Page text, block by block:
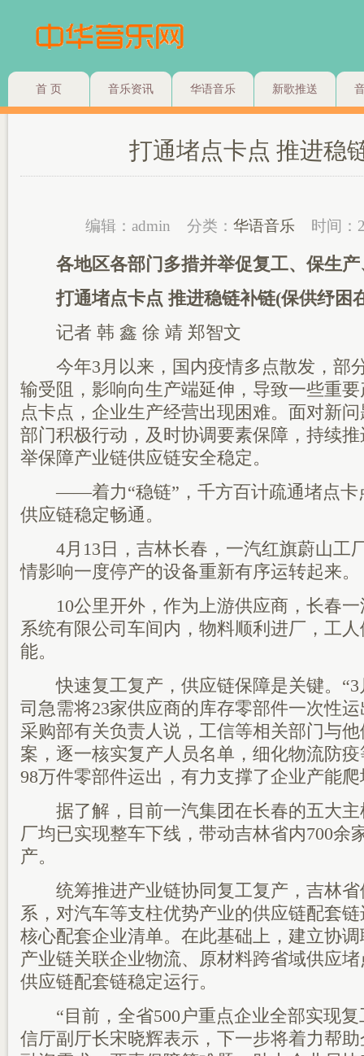
首 页 音乐资讯 华语音乐 新歌推送
打通堵点卡点 推进稳
编辑：admin 分类： 华语音乐 时间：
各地区各部门多措并举促复工、保生
打通堵点卡点 推进稳链补链(保供纾困
记者 韩 鑫 徐 靖 郑智文
今年3月以来，国内疫情多点散发，部
输受阻，影响向生产端延伸，导致一些重
点卡点，企业生产经营出现困难。面对新
部门积极行动，及时协调要素保障，持续
举保障产业链供应链安全稳定。
——着力“稳链”，千方百计疏通堵点卡
供应链稳定畅通。
4月13日，吉林长春，一汽红旗蔚山工
情影响一度停产的设备重新有序运转起来。
10公里开外，作为上游供应商，长春一
系统有限公司车间内，物料顺利进厂，工
能。
快速复工复产，供应链保障是关键。“3
司急需将23家供应商的库存零部件一次性
采购部有关负责人说，工信等相关部门与
案，逐一核实复产人员名单，细化物流防
98万件零部件运出，有力支撑了企业产能
据了解，目前一汽集团在长春的五大主
厂均已实现整车下线，带动吉林省内700余
产。
统筹推进产业链协同复工复产，吉林省
系，对汽车等支柱优势产业的供应链配套
核心配套企业清单。在此基础上，建立协
产业链关联企业物流、原材料跨省域供应
供应链配套链稳定运行。
“目前，全省500户重点企业全部实现复
信厅副厅长宋晓辉表示，下一步将着力帮